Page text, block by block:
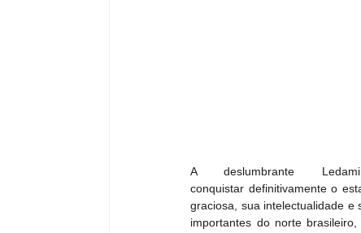
A deslumbrante
conquistar definitivamente o
graciosa, sua intelectualidade
importantes do norte